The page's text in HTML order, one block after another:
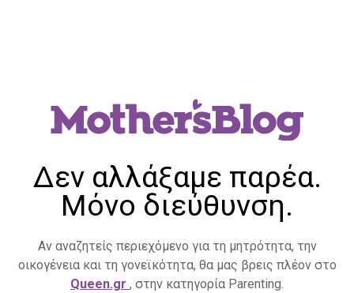
Δεν αλλάξαμε παρέα.
Μόνο διεύθυνση.
Αν αναζητείς περιεχόμενο για τη μητρότητα, την
οικογένεια και τη γονεϊκότητα, θα μας βρεις πλέον στο
Queen.gr , στην κατηγορία Parenting.